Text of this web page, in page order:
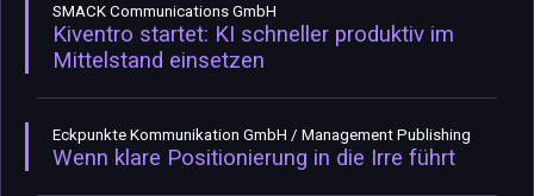
SMACK Communications GmbH
Kiventro startet: KI schneller produktiv im
Mittelstand einsetzen
Eckpunkte Kommunikation GmbH / Management Publishing
Wenn klare Positionierung in die Irre führt